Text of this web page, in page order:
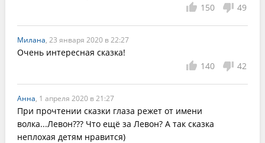
150
49
Милана, 23 января 2020 в 22:27
Очень интересная сказка!
140
42
Анна, 1 апреля 2020 в 21:27
При прочтении сказки глаза режет от имени
волка...Левон??? Что ещё за Левон? А так сказка
неплохая детям нравится)